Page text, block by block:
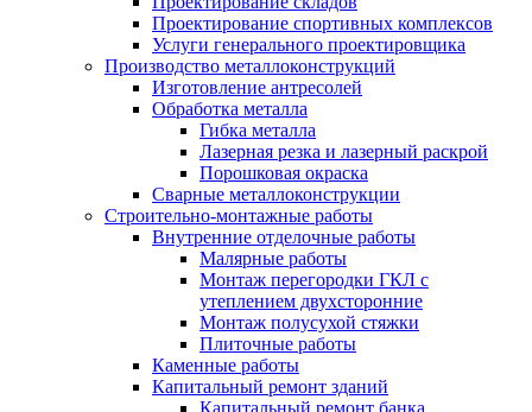
Проектирование спортивных комплексов
Услуги генерального проектировщика
Производство металлоконструкций
Изготовление антресолей
Обработка металла
Гибка металла
Лазерная резка и лазерный раскрой
Порошковая окраска
Сварные металлоконструкции
Строительно-монтажные работы
Внутренние отделочные работы
Малярные работы
Монтаж перегородки ГКЛ с
утеплением двухсторонние
Монтаж полусухой стяжки
Плиточные работы
Каменные работы
Капитальный ремонт зданий